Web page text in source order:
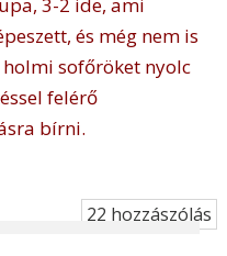
3-2 ide, ami
és még nem is
sofőröket nyolc
felérő
bírni.
22 hozzászólás